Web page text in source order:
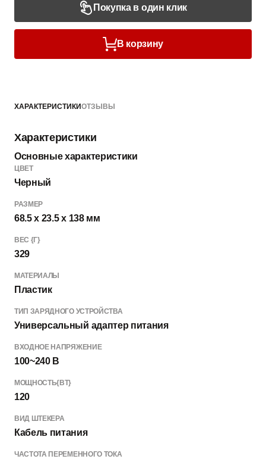
Покупка в один клик
В корзину
ХАРАКТЕРИСТИКИОТЗЫВЫ
Характеристики
Основные характеристики
ЦВЕТ
Черный
РАЗМЕР
68.5 x 23.5 x 138 мм
ВЕС {Г}
329
МАТЕРИАЛЫ
Пластик
ТИП ЗАРЯДНОГО УСТРОЙСТВА
Универсальный адаптер питания
ВХОДНОЕ НАПРЯЖЕНИЕ
100~240 В
МОЩНОСТЬ{ВТ}
120
ВИД ШТЕКЕРА
Кабель питания
ЧАСТОТА ПЕРЕМЕННОГО ТОКА